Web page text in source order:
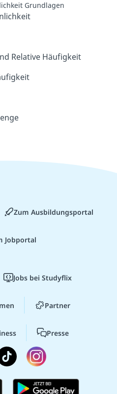
Grundlagen
Relative Häufigkeit
Zum Ausbildungsportal
Jobportal
Jobs bei Studyflix
Partner
Presse